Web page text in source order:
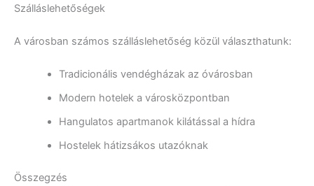
Szálláslehetőségek
A városban számos szálláslehetőség közül választhatunk:
Tradicionális vendégházak az óvárosban
Modern hotelek a városközpontban
Hangulatos apartmanok kilátással a hídra
Hostelek hátizsákos utazóknak
Összegzés